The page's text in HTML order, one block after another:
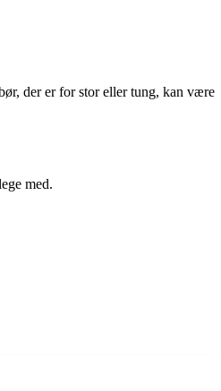
der er for stor eller tung, kan være
med.